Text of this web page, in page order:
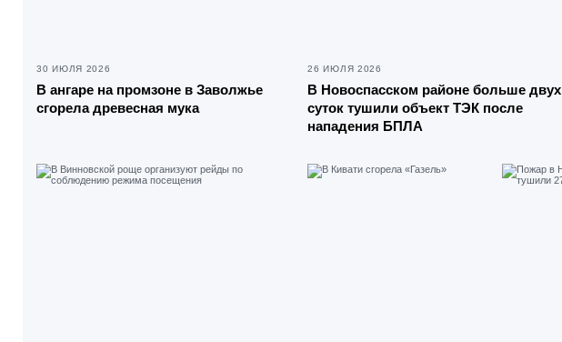
30 ИЮЛЯ 2026
В ангаре на промзоне в Заволжье
сгорела древесная мука
26 ИЮЛЯ 2026
В Новоспасском районе больше двух
суток тушили объект ТЭК после
нападения БПЛА